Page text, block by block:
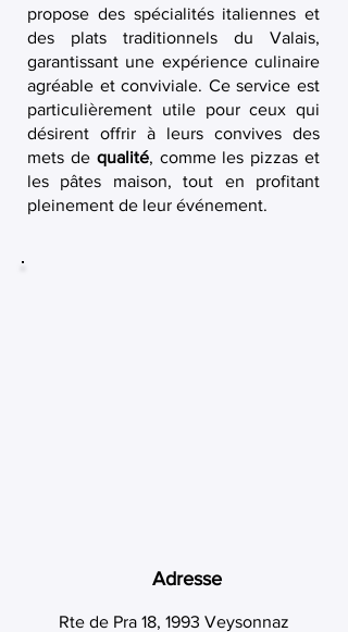
propose des spécialités italiennes et
des plats traditionnels du Valais,
garantissant une expérience culinaire
agréable et conviviale. Ce service est
particulièrement utile pour ceux qui
désirent offrir à leurs convives des
mets de qualité, comme les pizzas et
les pâtes maison, tout en profitant
pleinement de leur événement.
Adresse
Rte de Pra 18, 1993 Veysonnaz